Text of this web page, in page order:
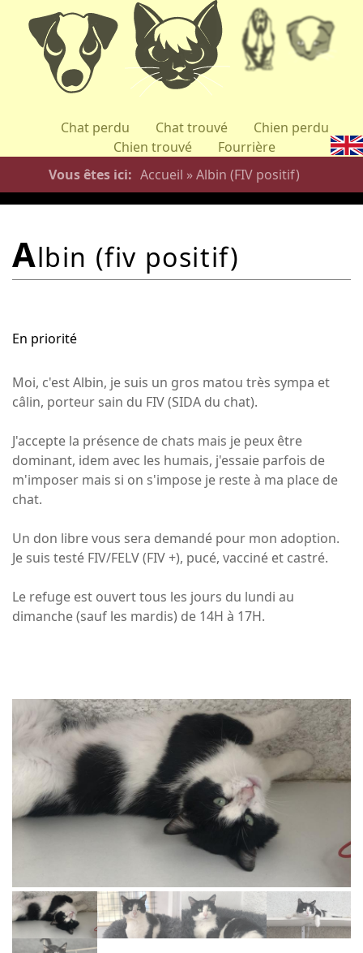
Aller
au
contenu
principal
Chat perdu Chat trouvé
Chien perdu
Chien trouvé
Fourrière
Vous êtes ici
Accueil »Albin (FIV positif)
albin (fiv positif)
En priorité
Moi, c'est Albin, je suis un gros matou très sympa et
câlin, porteur sain du FIV (SIDA du chat).
J'accepte la présence de chats mais je peux être
dominant, idem avec les humais, j'essaie parfois de
m'imposer mais si on s'impose je reste à ma place de
chat.
Un don libre vous sera demandé pour mon adoption.
Je suis testé FIV/FELV (FIV +), pucé, vacciné et castré.
Le refuge est ouvert tous les jours du lundi au
dimanche (sauf les mardis) de 14H à 17H.